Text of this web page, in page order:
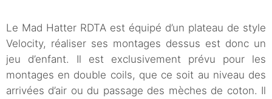
Le Mad Hatter RDTA est équipé d’un plateau de style
Velocity, réaliser ses montages dessus est donc un
jeu d’enfant. Il est exclusivement prévu pour les
montages en double coils, que ce soit au niveau des
arrivées d’air ou du passage des mèches de coton. Il